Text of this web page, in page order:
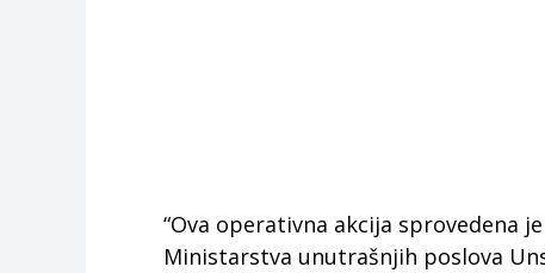
“Ova operativna akcija sprovedena
Ministarstva unutrašnjih poslova